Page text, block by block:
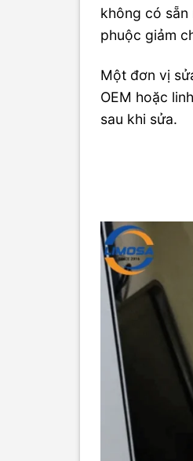
không có
phuộc giảm
Một đơn vị
OEM hoặc
sau khi sửa.